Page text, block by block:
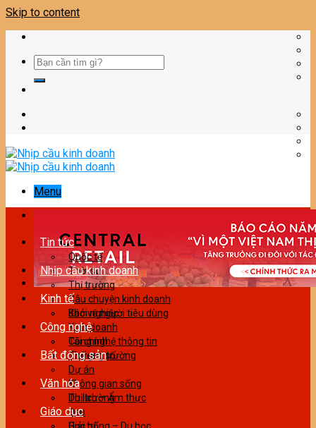
Skip to content
Menu
Tin tức
Quốc tế
Thời sự
Nhịp cầu kinh doanh
Thị trường
Câu chuyện kinh doanh
Bảo vệ người tiêu dùng
Kinh tế
Khởi nghiệp
Kinh doanh
Tài chính
Thương trường
Công nghệ
Công nghệ thông tin
Thế giới số
Bất động sản
Dự án
Không gian sống
Thị trường
Văn hóa
Du lịch – Ẩm thực
Đẹp
Giải trí
Giáo dục
Học bổng – Du học